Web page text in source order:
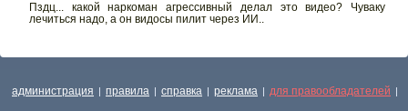
Пздц... какой наркоман агрессивный делал это видео? Чуваку
лечиться надо, а он видосы пилит через ИИ..
администрация | правила | справка | реклама | для правообладателей |